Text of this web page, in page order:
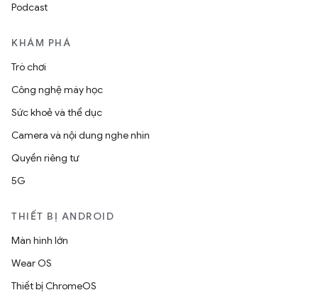
Podcast
KHÁM PHÁ
Trò chơi
Công nghệ máy học
Sức khoẻ và thể dục
Camera và nội dung nghe nhìn
Quyền riêng tư
5G
THIẾT BỊ ANDROID
Màn hình lớn
Wear OS
Thiết bị ChromeOS